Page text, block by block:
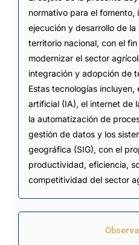
normativo para el fomento,
ejecución y desarrollo de
territorio nacional, con el
modernizar el sector
integración y adopción de
Estas tecnologías
artificial (IA), el internet de
la automatización de
gestión de datos y los
geográfica (SIG), con el
productividad, eficiencia,
competitividad del sector